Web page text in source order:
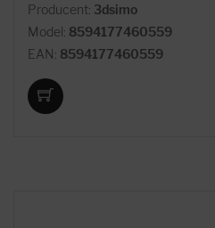
Producent: 3dsimo
Model: 8594177460559
EAN: 8594177460559